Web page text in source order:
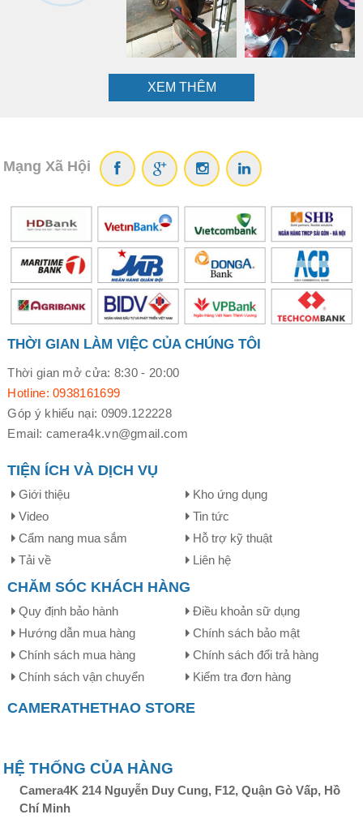
Kiểm soát dễ dàng với ECOVACS App
Chỉ với ECOVACS App được cài trên điện thoại di động,
bạn có thể dễ dàng lên lịch, thiết lập chế độ làm sạch và
theo dõi tình trạng làm sạch của Robot qua ứng dụng. Bạn
chỉ cần lên lịch và thiết lập chế độ làm sạch thường xuyên
và quên việc dọn dẹp đi.
XEM THÊM
Mạng Xã Hội
THỜI GIAN LÀM VIỆC CỦA CHÚNG TÔI
Thời gian mở cửa: 8:30 - 20:00
Hotline: 0938161699
Góp ý khiếu nại: 0909.122228
Email: camera4k.vn@gmail.com
TIỆN ÍCH VÀ DỊCH VỤ
Giới thiệu
Kho ứng dụng
Video
Tin tức
Cẩm nang mua sắm
Hỗ trợ kỹ thuật
Tải về
Liên hệ
CHĂM SÓC KHÁCH HÀNG
Quy định bảo hành
Điều khoản sữ dụng
Hướng dẫn mua hàng
Chính sách bảo mật
Chính sách mua hàng
Chính sách đổi trả hàng
Chính sách vận chuyển
Kiểm tra đơn hàng
CAMERATHETHAO STORE
HỆ THỐNG CỦA HÀNG
Camera4K 214 Nguyễn Duy Cung, F12, Quận Gò Vấp, Hồ
Chí Minh